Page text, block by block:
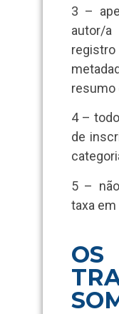
3 –
autor/
resumo
4 –
de
5 –
taxa
OS